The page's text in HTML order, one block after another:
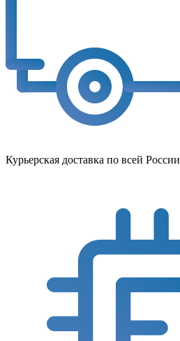
Курьерская доставка по всей России